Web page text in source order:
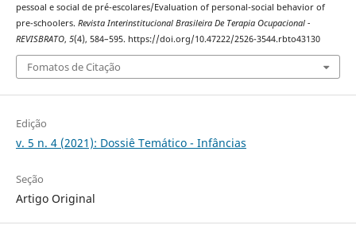
pessoal e social de pré-escolares/Evaluation of personal-social behavior of
pre-schoolers. Revista Interinstitucional Brasileira De Terapia Ocupacional -
REVISBRATO, 5(4), 584–595. https://doi.org/10.47222/2526-3544.rbto43130
Fomatos de Citação
Edição
v. 5 n. 4 (2021): Dossiê Temático - Infâncias
Seção
Artigo Original